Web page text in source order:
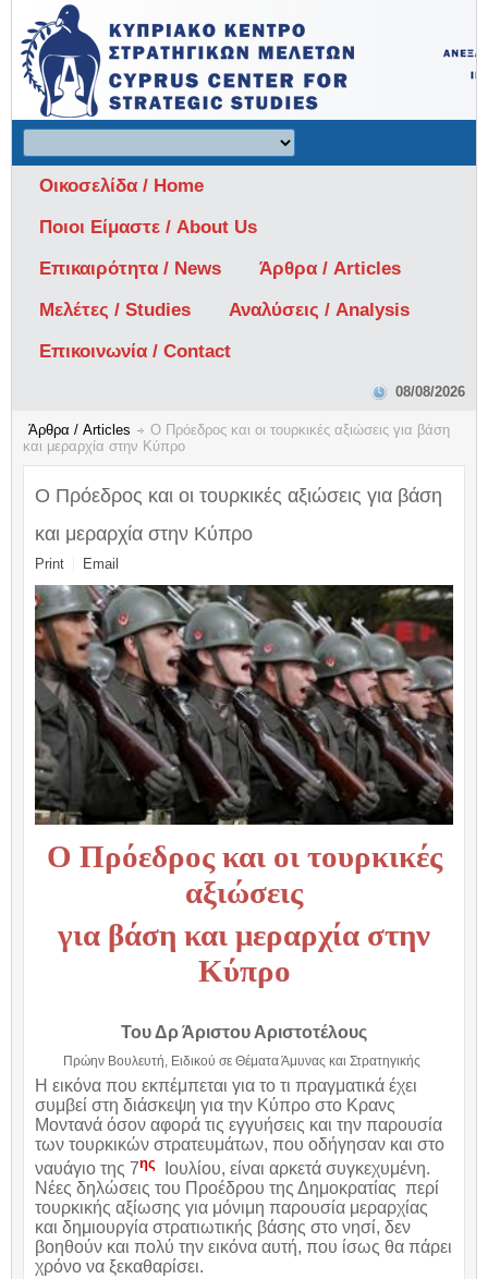
Οικοσελίδα / Home
Ποιοι Είμαστε / About Us
Επικαιρότητα / News
Άρθρα / Articles
Μελέτες / Studies
Αναλύσεις / Analysis
Επικοινωνία / Contact
08/08/2026
Άρθρα / Articles
Ο Πρόεδρος και οι τουρκικές αξιώσεις για βάση
και μεραρχία στην Κύπρο
Ο Πρόεδρος και οι τουρκικές αξιώσεις για βάση
και μεραρχία στην Κύπρο
Print Email
Ο Πρόεδρος και οι τουρκικές
αξιώσεις
για βάση και μεραρχία στην
Κύπρο
Του Δρ Άριστου Αριστοτέλους
Πρώην Βουλευτή, Ειδικού σε Θέματα Άμυνας και Στρατηγικής
Η εικόνα που εκπέμπεται για το τι πραγματικά έχει
συμβεί στη διάσκεψη για την Κύπρο στο Κρανς
Μοντανά όσον αφορά τις εγγυήσεις και την παρουσία
των τουρκικών στρατευμάτων, που οδήγησαν και στο
ναυάγιο της 7ης
Ιουλίου, είναι αρκετά συγκεχυμένη.
Νέες δηλώσεις του Προέδρου της Δημοκρατίας περί
τουρκικής αξίωσης για μόνιμη παρουσία μεραρχίας
και δημιουργία στρατιωτικής βάσης στο νησί, δεν
βοηθούν και πολύ την εικόνα αυτή, που ίσως θα πάρει
χρόνο να ξεκαθαρίσει.